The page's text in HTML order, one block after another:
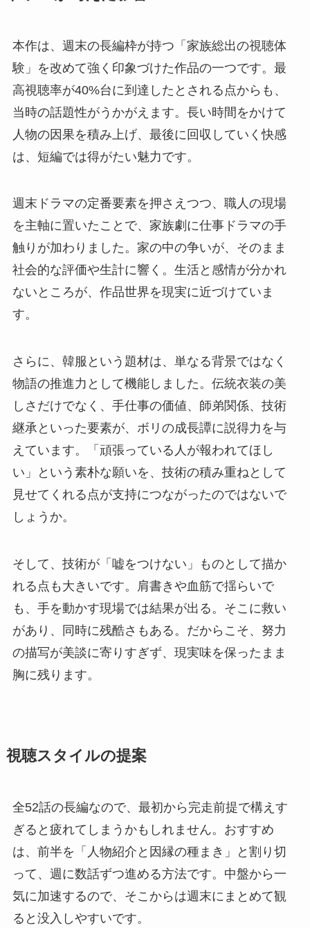
本作は、週末の長編枠が持つ「家族総出の視聴体
験」を改めて強く印象づけた作品の一つです。最
高視聴率が40%台に到達したとされる点からも、
当時の話題性がうかがえます。長い時間をかけて
人物の因果を積み上げ、最後に回収していく快感
は、短編では得がたい魅力です。
週末ドラマの定番要素を押さえつつ、職人の現場
を主軸に置いたことで、家族劇に仕事ドラマの手
触りが加わりました。家の中の争いが、そのまま
社会的な評価や生計に響く。生活と感情が分かれ
ないところが、作品世界を現実に近づけていま
す。
さらに、韓服という題材は、単なる背景ではなく
物語の推進力として機能しました。伝統衣装の美
しさだけでなく、手仕事の価値、師弟関係、技術
継承といった要素が、ボリの成長譚に説得力を与
えています。「頑張っている人が報われてほし
い」という素朴な願いを、技術の積み重ねとして
見せてくれる点が支持につながったのではないで
しょうか。
そして、技術が「嘘をつけない」ものとして描か
れる点も大きいです。肩書きや血筋で揺らいで
も、手を動かす現場では結果が出る。そこに救い
があり、同時に残酷さもある。だからこそ、努力
の描写が美談に寄りすぎず、現実味を保ったまま
胸に残ります。
視聴スタイルの提案
全52話の長編なので、最初から完走前提で構えす
ぎると疲れてしまうかもしれません。おすすめ
は、前半を「人物紹介と因縁の種まき」と割り切
って、週に数話ずつ進める方法です。中盤から一
気に加速するので、そこからは週末にまとめて観
ると没入しやすいです。